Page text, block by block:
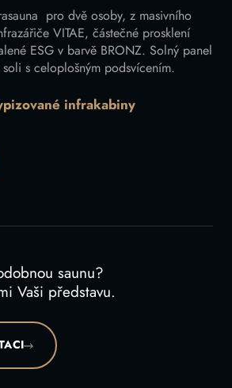
pro dvě osoby, z masivního
VITAE, částečné prosklení
ESG v barvě BRONZ. Solný panel
s celoplošným podsvícením.
infrakabiny
saunu?
Vaši představu.